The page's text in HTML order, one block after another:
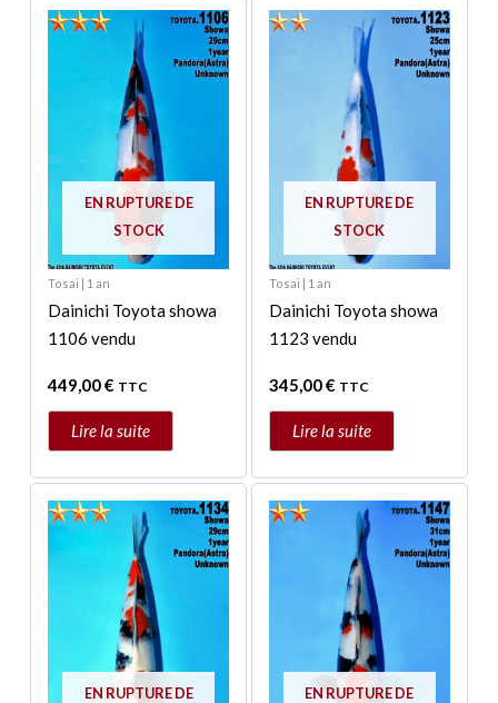
EN RUPTURE DE
STOCK
Tosai | 1 an
Dainichi Toyota showa
1106 vendu
449,00€ TTC
Lire la suite
EN RUPTURE DE
STOCK
Tosai | 1 an
Dainichi Toyota showa
1123 vendu
345,00€ TTC
Lire la suite
EN RUPTURE DE
EN RUPTURE DE